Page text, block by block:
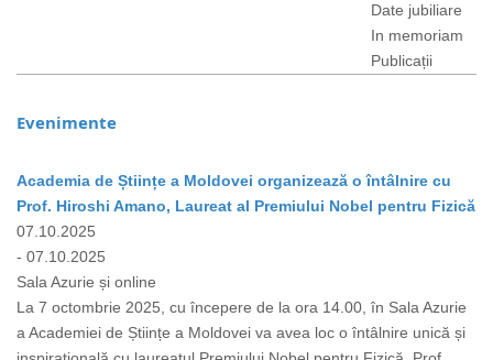
Date jubiliare
In memoriam
Publicații
Evenimente
Academia de Științe a Moldovei organizează o întâlnire cu
Prof. Hiroshi Amano, Laureat al Premiului Nobel pentru Fizică
07.10.2025
- 07.10.2025
Sala Azurie și online
La 7 octombrie 2025, cu începere de la ora 14.00, în Sala Azurie
a Academiei de Științe a Moldovei va avea loc o întâlnire unică și